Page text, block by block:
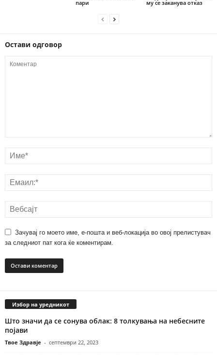
пари
му се заканува отказ
Остави одговор
Зачувај го моето име, е-пошта и веб-локација во овој прелистувач
за следниот пат кога ќе коментирам.
Избор на уредникот
Што значи да се сонува облак: 8 толкувања на небесните
појави
Твое Здравје - септември 22, 2023